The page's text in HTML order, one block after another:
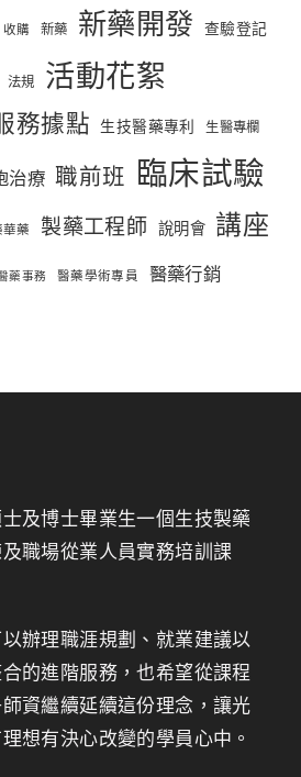
收購 新藥 新藥開發 查驗登記
法規 活動花絮
務據點 生技醫藥專利 生醫專欄
治療 職前班 臨床試驗
華藥 製藥工程師 說明會 講座
藥事務 醫藥學術專員 醫藥行銷
及博士畢業生一個生技製藥
職場從業人員實務培訓課
辦理職涯規劃、就業建議以
的進階服務，也希望從課程
資繼續延續這份理念，讓光
想有決心改變的學員心中。